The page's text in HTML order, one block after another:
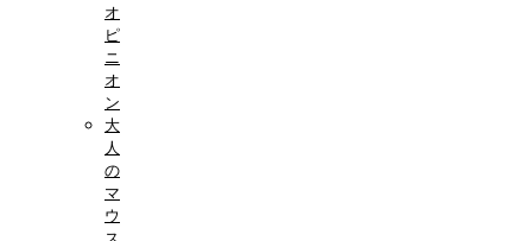
オ
ピ
ニ
オ
ン
大
人
の
マ
ウ